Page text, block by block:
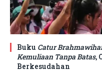
Buku Catur
Kemuliaan Tanpa Batas,
Berkesudahan